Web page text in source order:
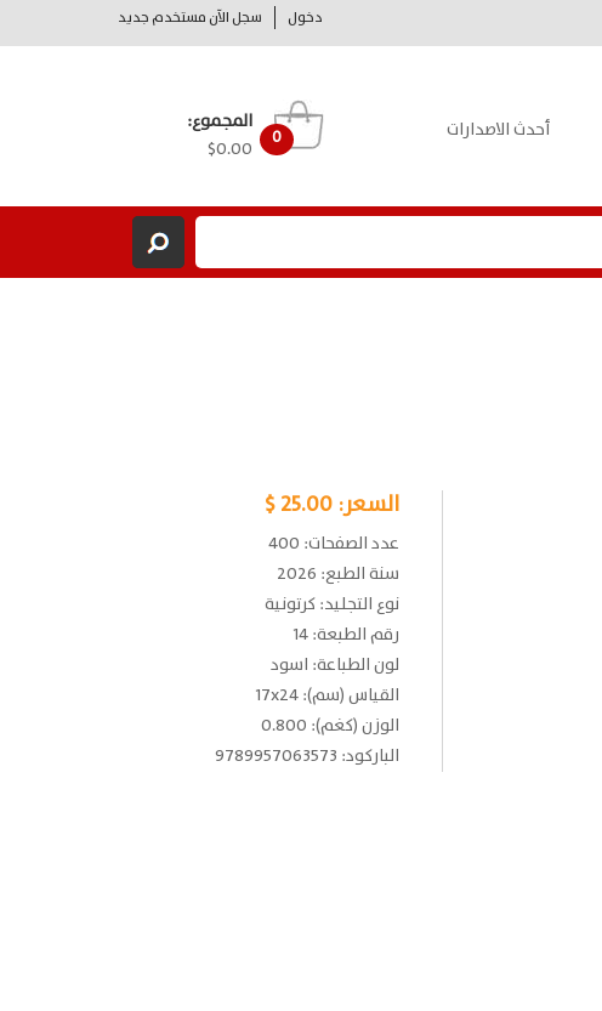
دخول سجل الآن مستخدم جديد
أحدث الاصدارات 0
المجموع:
$0.00
السعر:25.00 $
عدد الصفحات: 400
سنة الطبع: 2026
نوع التجليد: كرتونية
رقم الطبعة: 14
لون الطباعة: اسود
القياس (سم): 17x24
الوزن (كغم): 0.800
الباركود: 9789957063573